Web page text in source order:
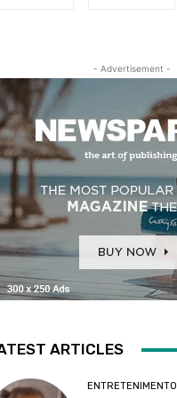
- Advertisement -
ARTICLES
ENTRETENIMENTO